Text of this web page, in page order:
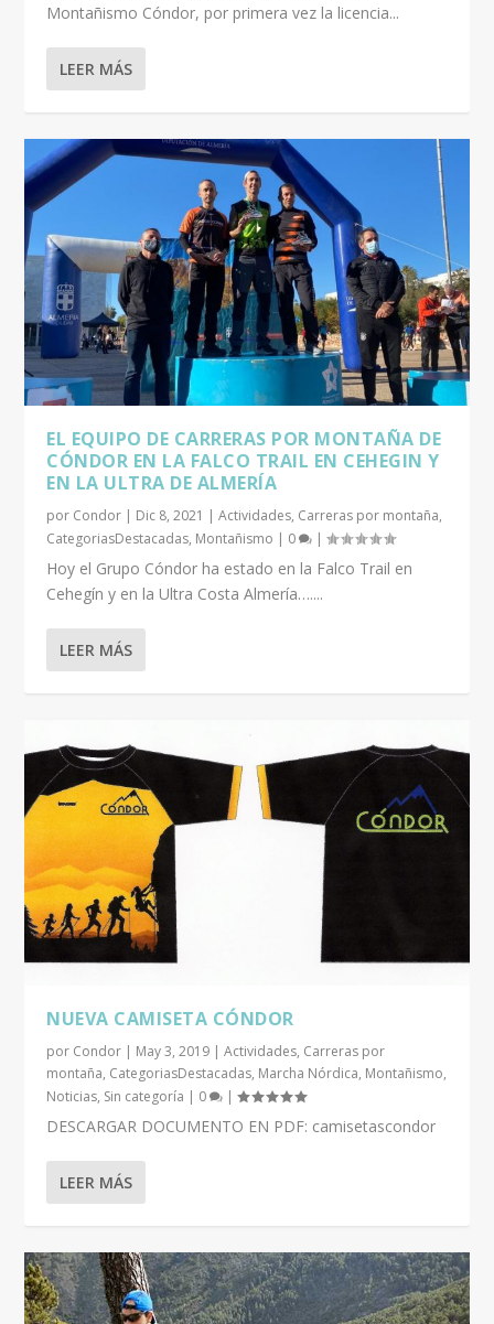
Montañismo Cóndor, por primera vez la licencia...
LEER MÁS
EL EQUIPO DE CARRERAS POR MONTAÑA DE
CÓNDOR EN LA FALCO TRAIL EN CEHEGIN Y
EN LA ULTRA DE ALMERÍA
por Condor | Dic 8, 2021 |Actividades, Carreras por montaña,
CategoriasDestacadas, Montañismo | 0 |
Hoy el Grupo Cóndor ha estado en la Falco Trail en
Cehegín y en la Ultra Costa Almería…....
LEER MÁS
NUEVA CAMISETA CÓNDOR
por Condor | May 3, 2019 |Actividades, Carreras por
montaña, CategoriasDestacadas, Marcha Nórdica, Montañismo,
Noticias, Sin categoría | 0 |
DESCARGAR DOCUMENTO EN PDF: camisetascondor
LEER MÁS